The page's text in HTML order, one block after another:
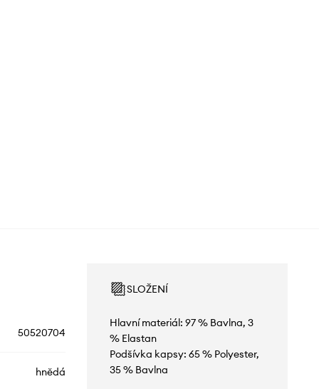
50520704
hnědá
SLOŽENÍ
Hlavní materiál: 97 % Bavlna, 3
% Elastan
Podšívka kapsy: 65 % Polyester,
35 % Bavlna